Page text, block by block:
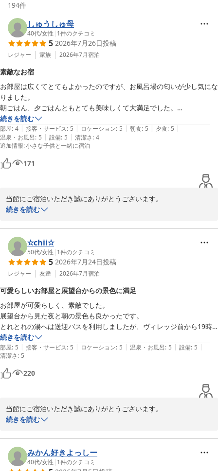
194件
しゅうしゅ母
40代/女性 | 1件のクチコミ
5 2026年7月26日投稿
レジャー 家族 2026年7月宿泊
素敵なお宿
お部屋は広くてとてもよかったのですが、お風呂場の匂いが少し気にな
りました。
朝ごはん、夕ごはんともとても美味しくて大満足でした。
子供たちはヴィラに宿泊するのが初めてだったので大興奮で、縁日のイ
ベントもあり大喜びの旅行になりました。
またぜひ宿泊したいと思います‼︎
続きを読む
部屋: 4 | 接客・サービス: 5 | ロケーション: 5 | 朝食: 5 | 夕食: 5 |
温泉・お風呂: 5 | 設備: 5 | 清潔さ: 4
追加情報:小さな子供と一緒に宿泊
171
当館にご宿泊いただき誠にありがとうございます。
ドーム型のお部屋やとれとれ亭お食事をお楽しみいただき、大変光
嬉しく思います。お風呂場の匂いにつきましては、早急に改善に努
めます。
またのご来館スタッフ一同心よりお待ちしております
南紀白浜とれとれヴィレッジ
続きを読む
✫chii✫
50代/女性 | 1件のクチコミ
5 2026年7月24日投稿
レジャー 友達 2026年7月宿泊
可愛らしいお部屋と展望台からの景色に満足
お部屋が可愛らしく、素敵でした。
展望台から見た夜と朝の景色も良かったです。
とれとれの湯へは送迎バスを利用しましたが、ヴィレッジ前から19時
発の便もあると嬉しいなと思いました。
時間の都合で、せっかく開催されていた縁日に参加できなかったことだ
けが少し残念だったので…
スタッフの方の対応がとても親切でした。
ありがとうございました。
続きを読む
部屋: 5 | 接客・サービス: 5 | ロケーション: 5 | 温泉・お風呂: 5 | 設備: 5 |
清潔さ: 5
220
当館にご宿泊いただき誠にありがとうございます。
お部屋や景色をお楽しみいただき、スタッフの対応にもご満足いた
バスの時間ついては、今後のサービス向上の参考にさせていただき
ます。
またのご来館スタッフ一同心よりお待ちしております。
続きを読む
みかん好きよっしー
40代/女性 | 1件のクチコミ